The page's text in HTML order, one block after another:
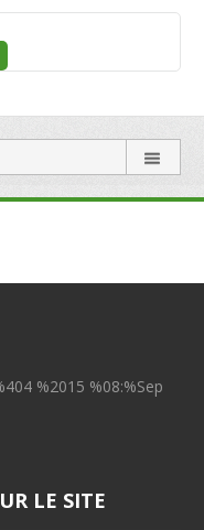
%2015 %08:%Sep
LE SITE